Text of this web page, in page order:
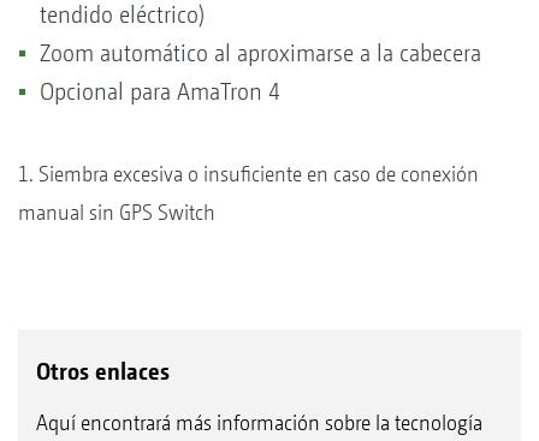
tendido eléctrico)
Zoom automático al aproximarse a la cabecera
Opcional para AmaTron 4
1. Siembra excesiva o insuficiente en caso de conexión
manual sin GPS Switch
Otros enlaces
Aquí encontrará más información sobre la tecnología